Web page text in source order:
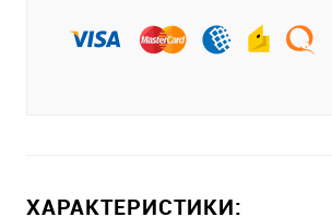
ХАРАКТЕРИСТИКИ: